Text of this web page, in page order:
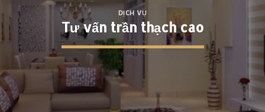
DỊCH VỤ
Tư vấn trần thạch cao